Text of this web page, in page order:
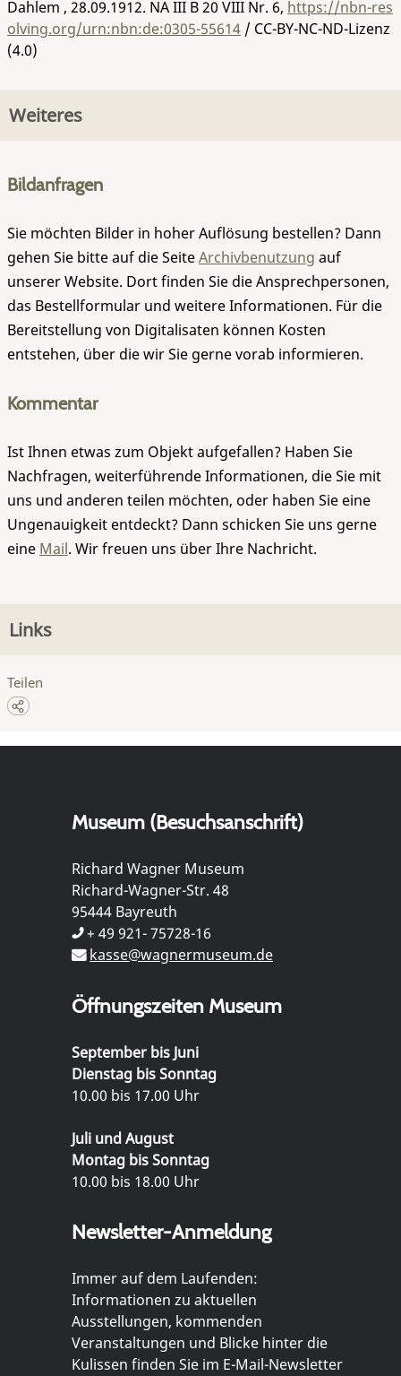
Dahlem , 28.09.1912. NA III B 20 VIII Nr. 6, https://nbn-res
olving.org/urn:nbn:de:0305-55614 / CC-BY-NC-ND-Lizenz
(4.0)
Weiteres
Bildanfragen
Sie möchten Bilder in hoher Auflösung bestellen? Dann
gehen Sie bitte auf die SeiteArchivbenutzung auf
unserer Website. Dort finden Sie die Ansprechpersonen,
das Bestellformular und weitere Informationen. Für die
Bereitstellung von Digitalisaten können Kosten
entstehen, über die wir Sie gerne vorab informieren.
Kommentar
Ist Ihnen etwas zum Objekt aufgefallen? Haben Sie
Nachfragen, weiterführende Informationen, die Sie mit
uns und anderen teilen möchten, oder haben Sie eine
Ungenauigkeit entdeckt? Dann schicken Sie uns gerne
eine Mail. Wir freuen uns über Ihre Nachricht.
Links
Teilen
Museum (Besuchsanschrift)
Richard Wagner Museum
Richard-Wagner-Str. 48
95444 Bayreuth
+ 49 921- 75728-16
kasse@wagnermuseum.de
Öffnungszeiten Museum
September bis Juni
Dienstag bis Sonntag
10.00 bis 17.00 Uhr
Juli und August
Montag bis Sonntag
10.00 bis 18.00 Uhr
Newsletter-Anmeldung
Immer auf dem Laufenden:
Informationen zu aktuellen
Ausstellungen, kommenden
Veranstaltungen und Blicke hinter die
Kulissen finden Sie im E-Mail-Newsletter